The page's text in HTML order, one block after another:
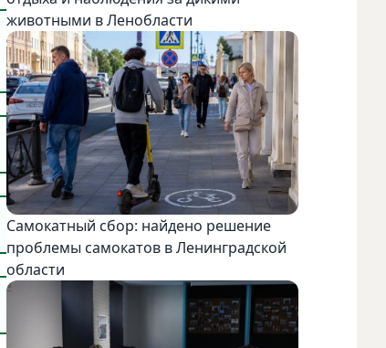
животными в Ленобласти
Самокатный сбор: найдено решение
проблемы самокатов в Ленинградской
области